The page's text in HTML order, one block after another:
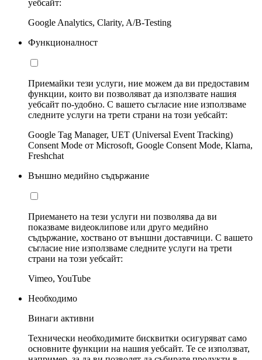
уебсайт:
Google Analytics, Clarity, A/B-Testing
Функционалност
Приемайки тези услуги, ние можем да ви предоставим
функции, които ви позволяват да използвате нашия
уебсайт по-удобно. С вашето съгласие ние използваме
следните услуги на трети страни на този уебсайт:
Google Tag Manager, UET (Universal Event Tracking)
Consent Mode от Microsoft, Google Consent Mode, Klarna,
Freshchat
Външно медийно съдържание
Приемането на тези услуги ни позволява да ви
показваме видеоклипове или друго медийно
съдържание, хоствано от външни доставчици. С вашето
съгласие ние използваме следните услуги на трети
страни на този уебсайт:
Vimeo, YouTube
Необходимо
Винаги активни
Технически необходимите бисквитки осигуряват само
основните функции на нашия уебсайт. Те се използват,